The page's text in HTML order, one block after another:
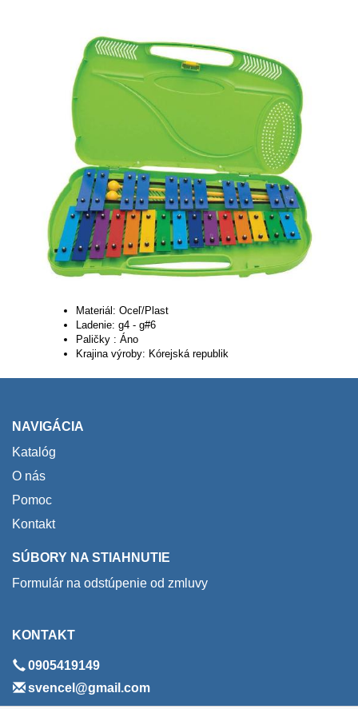
Materiál: Oceľ/Plast
Ladenie: g4 - g#6
Paličky : Áno
Krajina výroby: Kórejská republik
NAVIGÁCIA
Katalóg
O nás
Pomoc
Kontakt
SÚBORY NA STIAHNUTIE
Formulár na odstúpenie od zmluvy
KONTAKT
0905419149
svencel@gmail.com